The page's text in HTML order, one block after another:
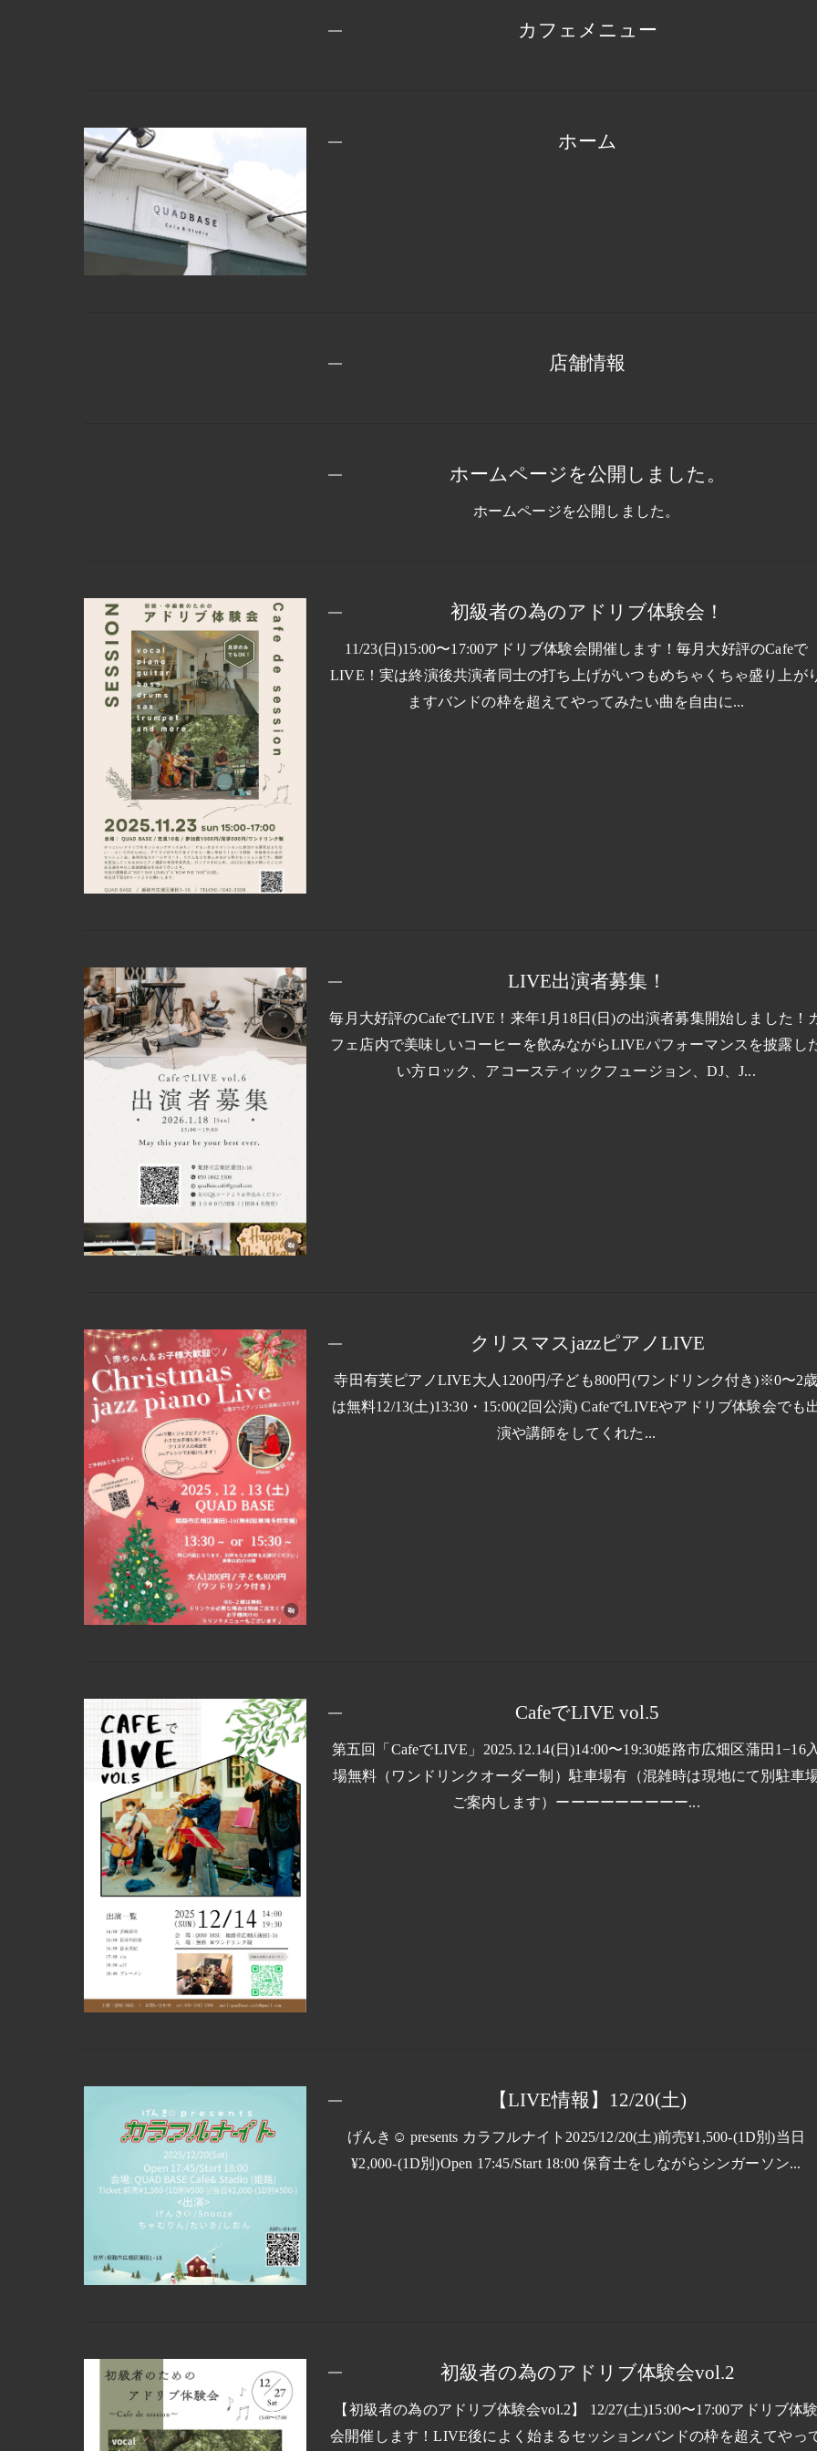
カフェメニュー
ホーム
店舗情報
ホームページを公開しました。
ホームページを公開しました。
初級者の為のアドリブ体験会！
11/23(日)15:00〜17:00アドリブ体験会開催します！毎月大好評のCafeで
LIVE！実は終演後共演者同士の打ち上げがいつもめちゃくちゃ盛り上が
ますバンドの枠を超えてやってみたい曲を自由に...
LIVE出演者募集！
毎月大好評のCafeでLIVE！来年1月18日(日)の出演者募集開始しました！
フェ店内で美味しいコーヒーを飲みながらLIVEパフォーマンスを披露し
い方ロック、アコースティックフュージョン、DJ、J...
クリスマスjazzピアノLIVE
寺田有芙ピアノLIVE大人1200円/子ども800円(ワンドリンク付き)※0〜2
は無料12/13(土)13:30・15:00(2回公演) CafeでLIVEやアドリブ体験会でも
演や講師をしてくれた...
CafeでLIVE vol.5
第五回「CafeでLIVE」2025.12.14(日)14:00〜19:30姫路市広畑区蒲田1−16
場無料（ワンドリンクオーダー制）駐車場有（混雑時は現地にて別駐車
ご案内します）ーーーーーーーーー...
【LIVE情報】12/20(土)
げんき☺︎ presents カラフルナイト2025/12/20(土)前売¥1,500-(1D別)当日
¥2,000-(1D別)Open 17:45/Start 18:00 保育士をしながらシンガーソン...
初級者の為のアドリブ体験会vol.2
【初級者の為のアドリブ体験会vol.2】 12/27(土)15:00〜17:00アドリブ体
会開催します！LIVE後によく始まるセッションバンドの枠を超えてやっ